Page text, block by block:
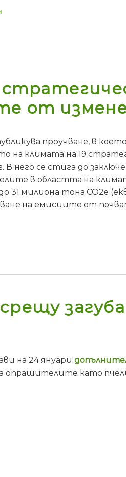
от
проучване, в
на климата на 19
В него се стига до
в областта на
31 милиона тона CO2e
на емисиите от
на 24 януари
опрашителите като